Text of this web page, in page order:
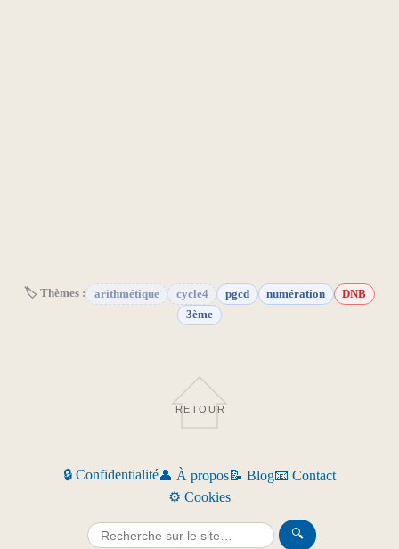
🏷 Thèmes : arithmétique cycle4 pgcd numération
DNB
3ème
RETOUR
🔒 Confidentialité👤 À propos📝 Blog📧 Contact
⚙️ Cookies
🔍